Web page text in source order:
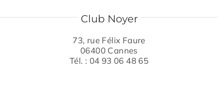
Club Noyer
73, rue Félix Faure
06400 Cannes
Tél. : 04 93 06 48 65